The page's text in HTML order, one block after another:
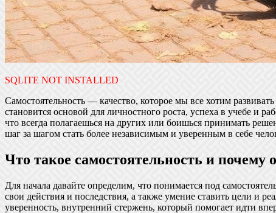
SQLITE NOT INSTALLED
Самостоятельность — качество, которое мы все хотим
становится основой для личностного роста, успеха в учебе и
что всегда полагаешься на других или боишься принимать
шаг за шагом стать более независимым и уверенным в себе
Что такое самостоятельность и почему
Для начала давайте определим, что понимается под
свои действия и последствия, а также умение ставить цели и
уверенность, внутренний стержень, который помогает идти